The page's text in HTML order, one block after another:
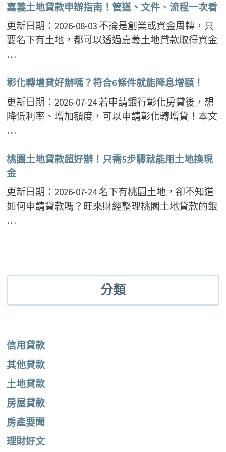
嘉義土地貸款申辦指南！管道、文件、流程一次看
更新日期：2026-08-03 不論是創業或資金周轉，只
要名下有土地，都可以透過嘉義土地貸款取得資金
…
彰化轉增貸好辦嗎？符合6條件就能降息增額！
更新日期：2026-07-24 若申請銀行彰化房貸後，想
降低利率、增加額度，可以申請彰化轉增貸！本文
…
桃園土地貸款超好辦！只需5步驟就能用土地換現
金
更新日期：2026-07-24 名下有桃園土地，卻不知道
如何申請貸款嗎？旺來財經整理桃園土地貸款的銀
…
分類
信用貸款
其他貸款
土地貸款
房屋貸款
房產要聞
理財好文